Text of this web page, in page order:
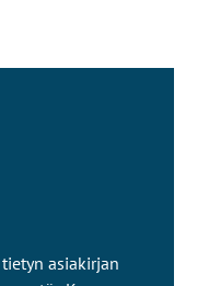
asiakirjan